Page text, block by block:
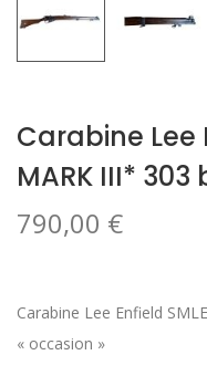
Carabine Lee
MARK III*
790,00 €
Carabine Lee Enfield
« occasion »